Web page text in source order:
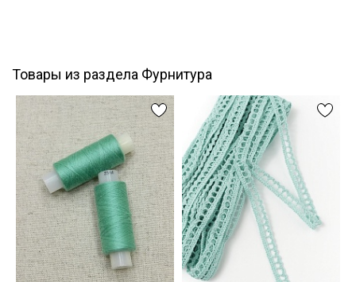
Товары из раздела Фурнитура
информационных рассылок